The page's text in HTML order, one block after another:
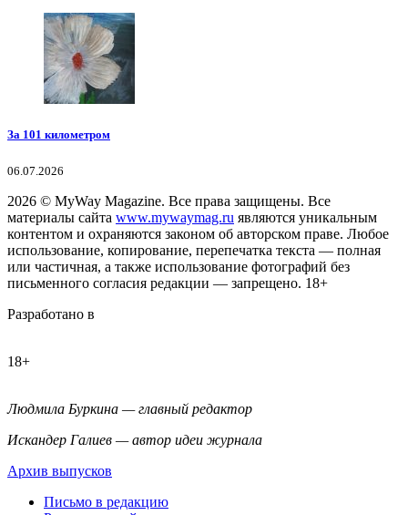
За 101 километром
06.07.2026
2026 © MyWay Magazine. Все права защищены. Все
материалы сайта www.mywaymag.ru являются уникальным
контентом и охраняются законом об авторском праве. Любое
использование, копирование, перепечатка текста — полная
или частичная, а также использование фотографий без
письменного согласия редакции — запрещено. 18+
Разработано в
18+
Людмила Буркина — главный редактор
Искандер Галиев — автор идеи журнала
Архив выпусков
Письмо в редакцию